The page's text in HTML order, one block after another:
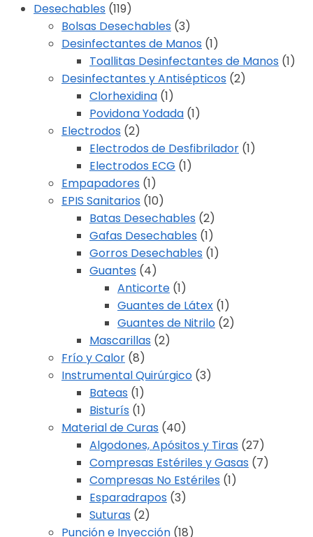
Desechables (119)
Bolsas Desechables (3)
Desinfectantes de Manos (1)
Toallitas Desinfectantes de Manos (1)
Desinfectantes y Antisépticos (2)
Clorhexidina (1)
Povidona Yodada (1)
Electrodos (2)
Electrodos de Desfibrilador (1)
Electrodos ECG (1)
Empapadores (1)
EPIS Sanitarios (10)
Batas Desechables (2)
Gafas Desechables (1)
Gorros Desechables (1)
Guantes (4)
Anticorte (1)
Guantes de Látex (1)
Guantes de Nitrilo (2)
Mascarillas (2)
Frío y Calor (8)
Instrumental Quirúrgico (3)
Bateas (1)
Bisturís (1)
Material de Curas (40)
Algodones, Apósitos y Tiras (27)
Compresas Estériles y Gasas (7)
Compresas No Estériles (1)
Esparadrapos (3)
Suturas (2)
Punción e Inyección (18)